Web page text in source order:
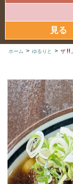
見る
ホーム > ゆるりと > ザ